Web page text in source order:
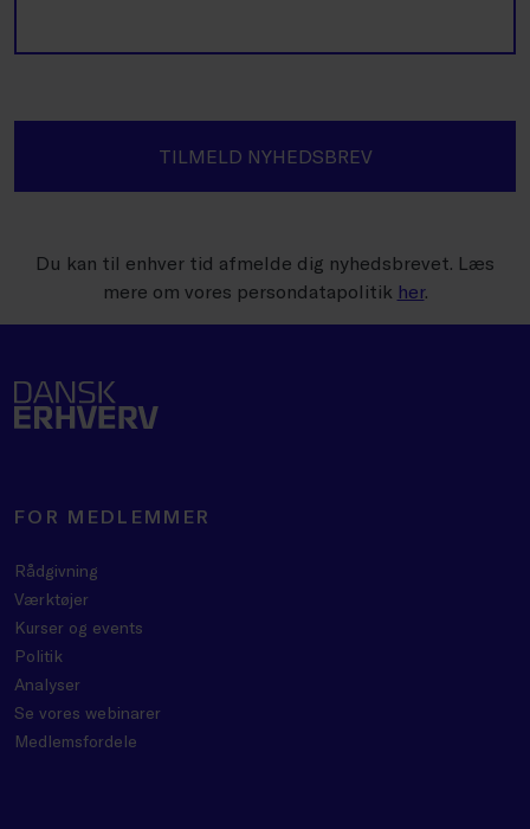
TILMELD NYHEDSBREV
Du kan til enhver tid afmelde dig nyhedsbrevet. Læs
mere om vores persondatapolitik her.
FOR MEDLEMMER
Rådgivning
Værktøjer
Kurser og events
Politik
Analyser
Se vores webinarer
Medlemsfordele